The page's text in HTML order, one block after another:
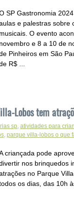
SP Gastronomia
e palestras sobre
musicais. O evento
novembro e 8 a 10 de
Pinheiros em São
R$ ...
Lobos tem
sp atividades para
parque villa-lobos o que
criançada pode
nos brinquedos
no Parque
os dias, das 10h